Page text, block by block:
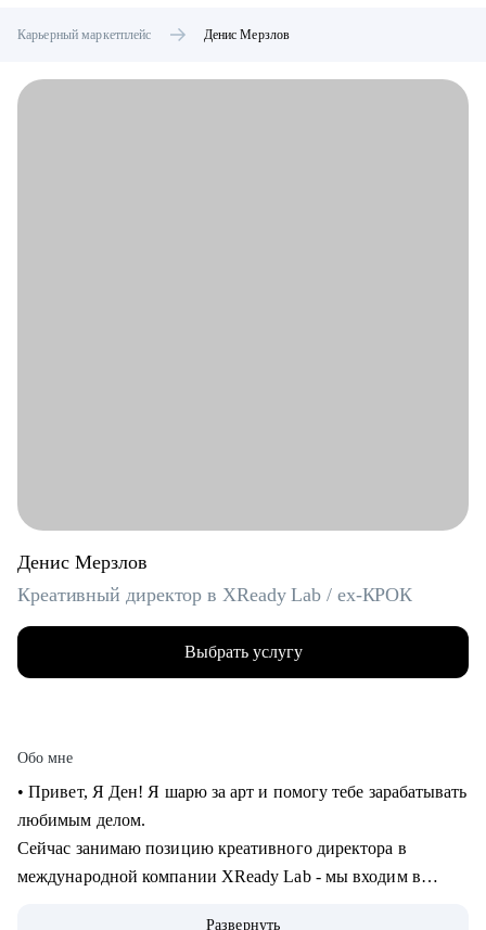
Карьерный маркетплейс Денис Мерзлов
Денис Мерзлов
Креативный директор в XReady Lab / ex-КРОК
Выбрать услугу
Обо мне
• Привет, Я Ден! Я шарю за арт и помогу тебе зарабатывать
любимым делом.
Сейчас занимаю позицию креативного директора в
международной компании XReady Lab - мы входим в
Развернуть